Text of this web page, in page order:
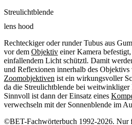
Streulichtblende
lens hood
Rechteckiger oder runder Tubus aus
vor dem Objektiv einer Kamera
einfallendem Licht schütztl. Damit
und Reflexionen innerhalb des Objektivs
Zoomobjektiven ist ein wirkungsvoller
da die Streulichtblende bei weitwinkliger
Sinnvoll ist dann der Einsatz eines
verwechseln mit der Sonnenblende im
©BET-Fachwörterbuch 1992-2026. Nur